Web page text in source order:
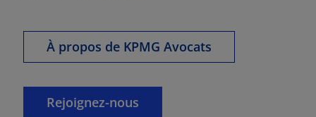
À propos de KPMG Avocats
Rejoignez-nous